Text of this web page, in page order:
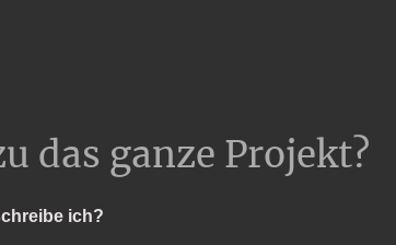
das ganze Projekt?
ich?